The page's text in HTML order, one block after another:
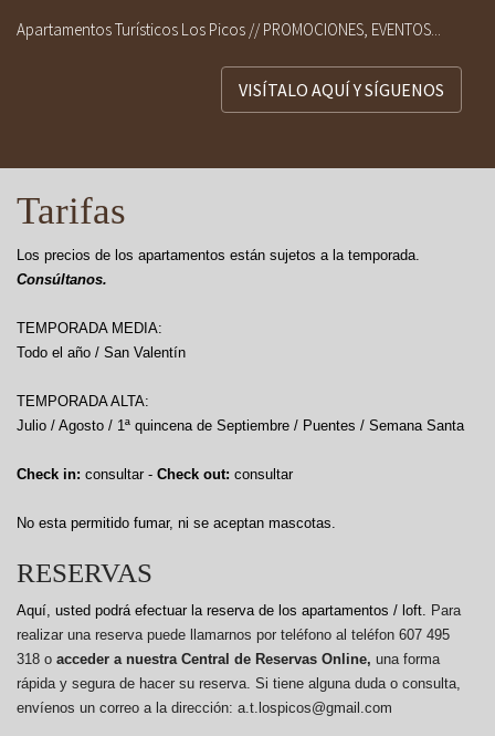
Apartamentos Turísticos Los Picos // PROMOCIONES, EVENTOS...
VISÍTALO AQUÍ Y SÍGUENOS
Tarifas
Los precios de los apartamentos están sujetos a la temporada.
Consúltanos.
TEMPORADA MEDIA:
Todo el año / San Valentín
TEMPORADA ALTA:
Julio / Agosto / 1ª quincena de Septiembre / Puentes / Semana Santa
Check in: consultar - Check out: consultar
No esta permitido fumar, ni se aceptan mascotas.
RESERVAS
Aquí, usted podrá efectuar la reserva de los apartamentos / loft.
Para
realizar una reserva puede llamarnos por teléfono al teléfon 607 495
318 o acceder a nuestra Central de Reservas Online, una forma
rápida y segura de hacer su reserva. Si tiene alguna duda o consulta,
envíenos un correo a la dirección: a.t.lospicos@gmail.com